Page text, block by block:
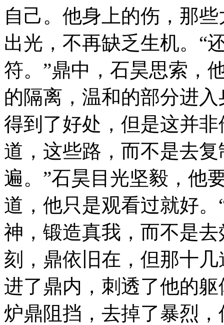
自己。他身上的伤，那
出光，不再缺乏生机。“
符。”鼎中，石昊思索，
的隔离，温和的部分进
得到了好处，但是这并
道，这些路，而不是去
遍。”石昊目光坚毅，他
道，他只是观看过就好
神，锻造真我，而不是
刻，鼎依旧在，但那十
进了鼎内，刺透了他的
炉鼎阻挡，去掉了暴烈